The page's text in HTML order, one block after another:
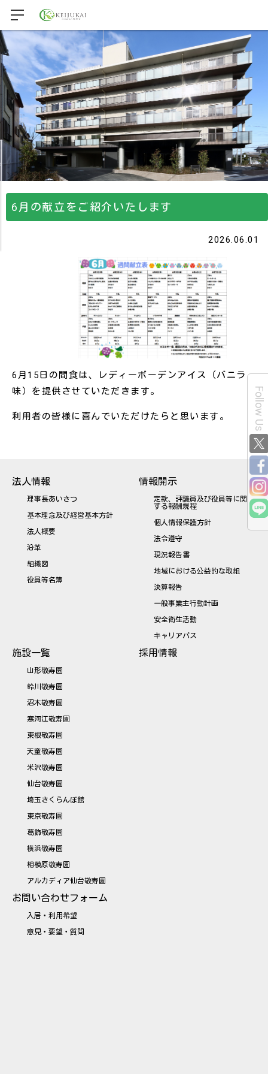
6月の献立をご紹介いたします
2026.06.01
6月15日の間食は、レディーボーデンアイス（バニラ
味）を提供させていただきます。
利用者の皆様に喜んでいただけたらと思います。
法人情報
理事長あいさつ
基本理念及び経営基本方針
法人概要
沿革
組織図
役員等名簿
情報開示
定款、評議員及び役員等に関
する報酬規程
個人情報保護方針
法令遵守
現況報告書
地域における公益的な取組
決算報告
一般事業主行動計画
安全衛生活動
キャリアパス
施設一覧
山形敬寿園
鈴川敬寿園
沼木敬寿園
寒河江敬寿園
東根敬寿園
天童敬寿園
米沢敬寿園
仙台敬寿園
埼玉さくらんぼ館
東京敬寿園
葛飾敬寿園
横浜敬寿園
相模原敬寿園
アルカディア仙台敬寿園
採用情報
お問い合わせフォーム
入居・利用希望
意見・要望・質問
Follow Us